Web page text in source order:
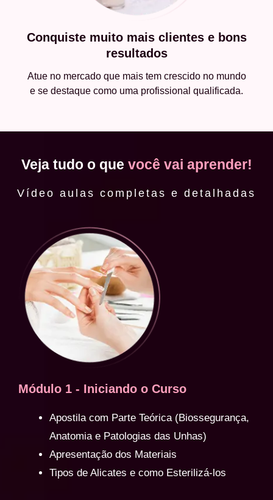
Conquiste muito mais clientes e bons
resultados
Atue no mercado que mais tem crescido no mundo
e se destaque como uma profissional qualificada.
Veja tudo o que você vai aprender!
Vídeo aulas completas e detalhadas
Módulo 1 - Iniciando o Curso
Apostila com Parte Teórica (Biossegurança,
Anatomia e Patologias das Unhas)
Apresentação dos Materiais
Tipos de Alicates e como Esterilizá-los